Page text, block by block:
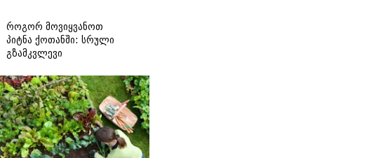
როგორ მოვიყვანოთ
პიტნა ქოთანში: სრული
გზამკვლევი